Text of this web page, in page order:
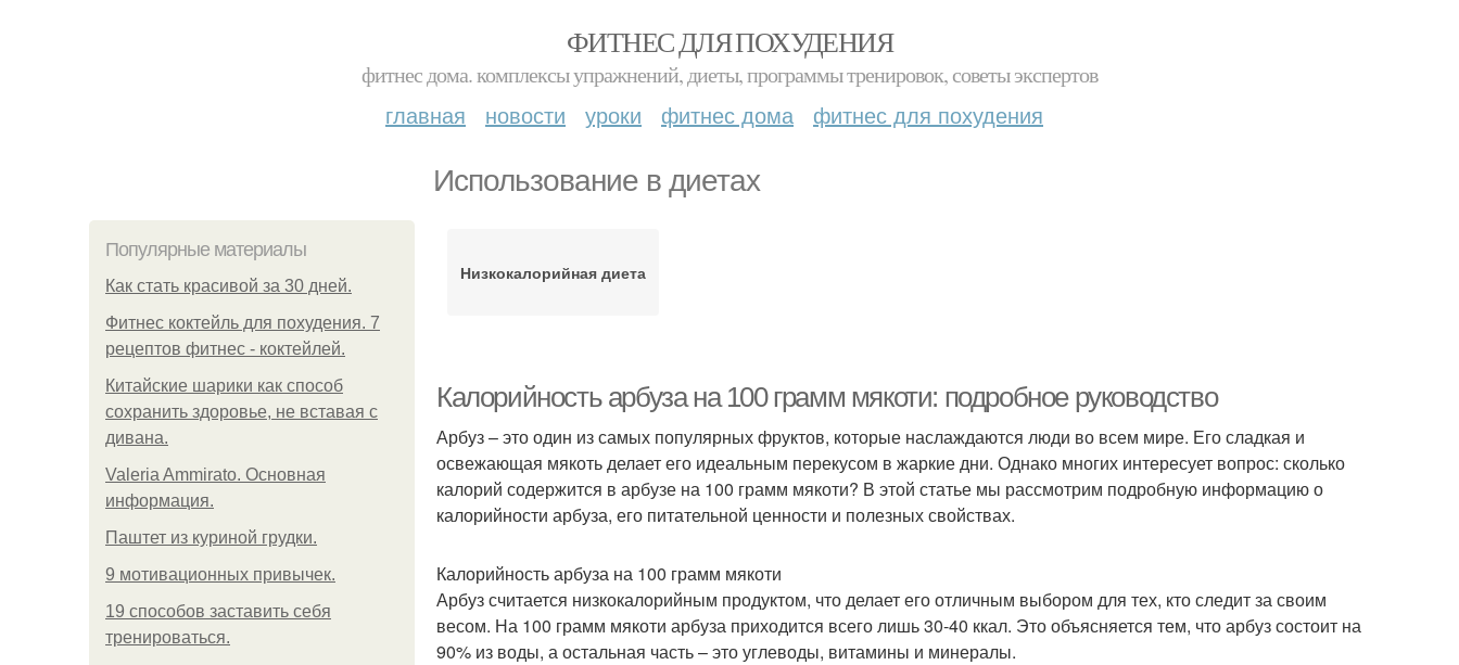
ФИТНЕС ДЛЯ ПОХУДЕНИЯ
фитнес дома. комплексы упражнений, диеты, программы тренировок, советы экспертов
главная новости уроки фитнес дома фитнес для похудения
Использование в диетах
Популярные материалы
Как стать красивой за 30 дней.
Фитнес коктейль для похудения. 7
рецептов фитнес - коктейлей.
Китайские шарики как способ
сохранить здоровье, не вставая с
дивана.
Valeria Ammirato. Основная
информация.
Паштет из куриной грудки.
9 мотивационных привычек.
19 способов заставить себя
тренироваться.
Низкокалорийная диета
Калорийность арбуза на 100 грамм мякоти: подробное руководство
Арбуз – это один из самых популярных фруктов, которые наслаждаются люди во всем мире. Его сладкая и
освежающая мякоть делает его идеальным перекусом в жаркие дни. Однако многих интересует вопрос: сколько
калорий содержится в арбузе на 100 грамм мякоти? В этой статье мы рассмотрим подробную информацию о
калорийности арбуза, его питательной ценности и полезных свойствах.
Калорийность арбуза на 100 грамм мякоти
Арбуз считается низкокалорийным продуктом, что делает его отличным выбором для тех, кто следит за своим
весом. На 100 грамм мякоти арбуза приходится всего лишь 30-40 ккал. Это объясняется тем, что арбуз состоит на
90% из воды, а остальная часть – это углеводы, витамины и минералы.